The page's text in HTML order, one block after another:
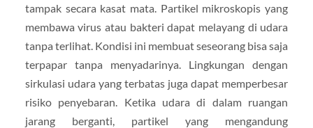
tampak secara kasat mata. Partikel mikroskopis yang
membawa virus atau bakteri dapat melayang di udara
tanpa terlihat. Kondisi ini membuat seseorang bisa saja
terpapar tanpa menyadarinya. Lingkungan dengan
sirkulasi udara yang terbatas juga dapat memperbesar
risiko penyebaran. Ketika udara di dalam ruangan
jarang berganti, partikel yang mengandung